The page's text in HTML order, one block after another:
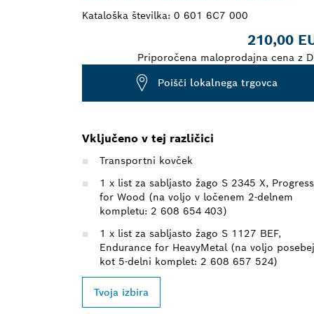
Kataloška številka: 0 601 6C7 000
210,00
Priporočena maloprodajna cena z
Poišči lokalnega trgovca
Vključeno v tej različici
Transportni kovček
1 x list za sabljasto žago S 2345 X,
for Wood (na voljo v ločenem 2-delnem
kompletu: 2 608 654 403)
1 x list za sabljasto žago S 1127 BEF,
Endurance for HeavyMetal (na voljo posebej
kot 5-delni komplet: 2 608 657 524)
Tvoja izbira